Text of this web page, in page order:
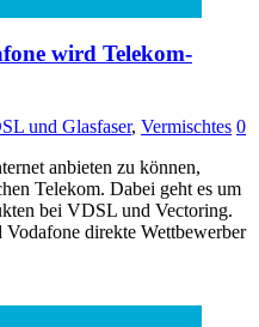
wird Telekom-
und Glasfaser, Vermischtes 0
anbieten zu können,
Telekom. Dabei geht es um
bei VDSL und Vectoring.
direkte Wettbewerber